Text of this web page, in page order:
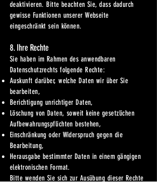
deaktivieren. Bitte beachten Sie, dass dadurch
gewisse Funktionen unserer Webseite
eingeschränkt sein können.
8. Ihre Rechte
Sie haben im Rahmen des anwendbaren
Datenschutzrechts folgende Rechte:
Auskunft darüber, welche Daten wir über Sie
bearbeiten,
Berichtigung unrichtiger Daten,
Löschung von Daten, soweit keine gesetzlichen
Aufbewahrungspflichten bestehen,
Einschränkung oder Widerspruch gegen die
Bearbeitung,
Herausgabe bestimmter Daten in einem gängigen
elektronischen Format.
Bitte wenden Sie sich zur Ausübung dieser Rechte